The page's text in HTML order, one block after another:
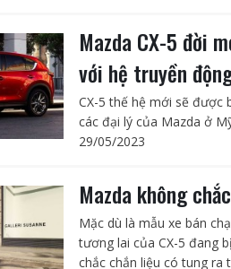
Mazda CX-5 đời
với hệ truyền
CX-5 thế hệ mới sẽ được
các đại lý của Mazda ở
29/05/2023
Mazda không
Mặc dù là mẫu xe bán
tương lai của CX-5 đang
chắc chắn liệu có tung ra